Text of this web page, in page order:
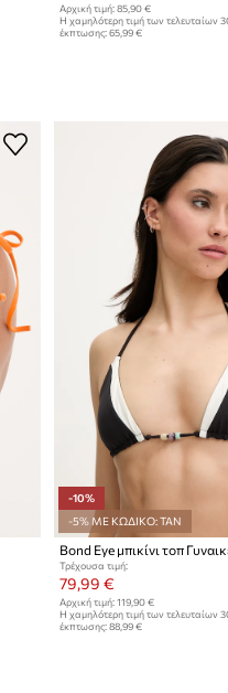
Αρχική τιμή: 85,90 €
Η χαμηλότερη τιμή των τελευταίων
έκπτωσης: 65,99 €
-10%
-5% ΜΕ ΚΩΔΙΚΟ: TAN
Bond Eye μπικίνι τοπ
Τρέχουσα τιμή:
79,99 €
Αρχική τιμή: 119,90 €
Η χαμηλότερη τιμή των τελευταίων
έκπτωσης: 88,99 €